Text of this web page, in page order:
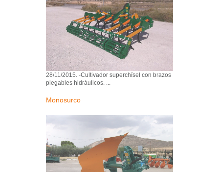
28/11/2015. -Cultivador superchísel con brazos
plegables hidráulicos. ...
Monosurco